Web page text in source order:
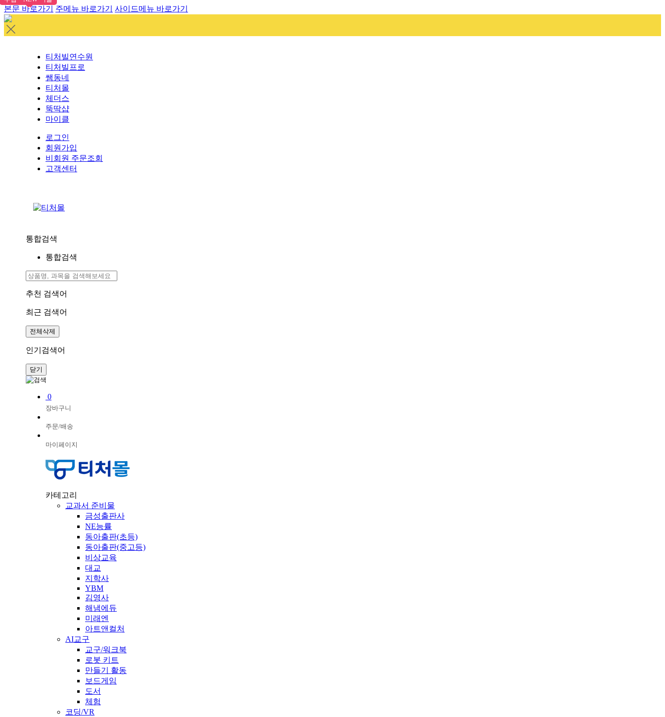
본문 바로가기 주메뉴 바로가기 사이드메뉴 바로가기
티처빌연수원
티처빌프로
쌤동네
티처몰
체더스
뚝딱샵
마이클
로그인
회원가입
비회원 주문조회
고객센터
통합검색
통합검색
추천 검색어
최근 검색어
전체삭제
인기검색어
닫기
0
장바구니
주문/배송
마이페이지
카테고리
교과서 준비물
금성출판사
NE능률
동아출판(초등)
동아출판(중고등)
비상교육
대교
지학사
YBM
김영사
해냄에듀
미래엔
아트앤컬처
AI교구
교구/워크북
로봇 키트
만들기 활동
보드게임
도서
체험
코딩/VR